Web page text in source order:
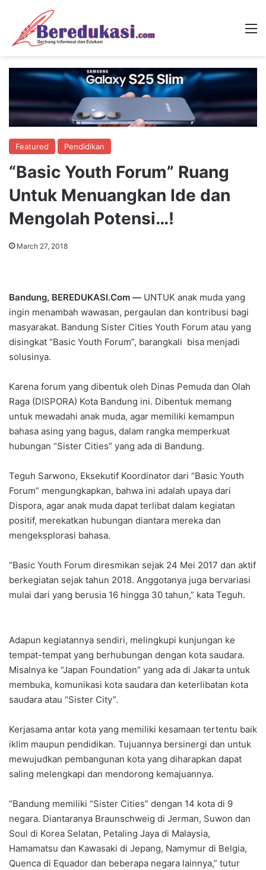
Featured Pendidikan
“Basic Youth Forum” Ruang
Untuk Menuangkan Ide dan
Mengolah Potensi…!
March 27, 2018
Bandung, BEREDUKASI.Com — UNTUK anak muda yang
ingin menambah wawasan, pergaulan dan kontribusi bagi
masyarakat. Bandung Sister Cities Youth Forum atau yang
disingkat “Basic Youth Forum”, barangkali bisa menjadi
solusinya.
Karena forum yang dibentuk oleh Dinas Pemuda dan Olah
Raga (DISPORA) Kota Bandung ini. Dibentuk memang
untuk mewadahi anak muda, agar memiliki kemampun
bahasa asing yang bagus, dalam rangka memperkuat
hubungan “Sister Cities” yang ada di Bandung.
Teguh Sarwono, Eksekutif Koordinator dari “Basic Youth
Forum” mengungkapkan, bahwa ini adalah upaya dari
Dispora, agar anak muda dapat terlibat dalam kegiatan
positif, merekatkan hubungan diantara mereka dan
mengeksplorasi bahasa.
“Basic Youth Forum diresmikan sejak 24 Mei 2017 dan aktif
berkegiatan sejak tahun 2018. Anggotanya juga bervariasi
mulai dari yang berusia 16 hingga 30 tahun,” kata Teguh.
Adapun kegiatannya sendiri, melingkupi kunjungan ke
tempat-tempat yang berhubungan dengan kota saudara.
Misalnya ke “Japan Foundation” yang ada di Jakarta untuk
membuka, komunikasi kota saudara dan keterlibatan kota
saudara atau “Sister City”.
Kerjasama antar kota yang memiliki kesamaan tertentu baik
iklim maupun pendidikan. Tujuannya bersinergi dan untuk
mewujudkan pembangunan kota yang diharapkan dapat
saling melengkapi dan mendorong kemajuannya.
“Bandung memiliki “Sister Cities” dengan 14 kota di 9
negara. Diantaranya Braunschweig di Jerman, Suwon dan
Soul di Korea Selatan, Petaling Jaya di Malaysia,
Hamamatsu dan Kawasaki di Jepang, Namymur di Belgia,
Quenca di Equador dan beberapa negara lainnya,” tutur